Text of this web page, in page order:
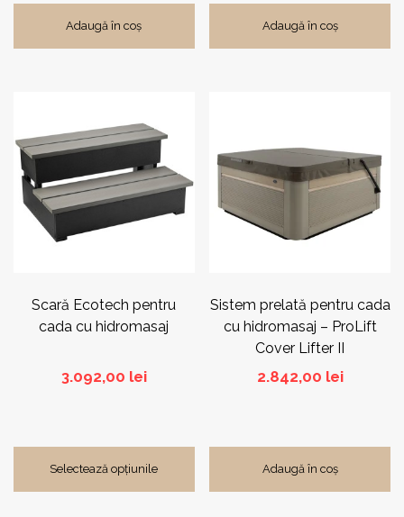
Adaugă în coș Adaugă în coș
Scară Ecotech pentru
cada cu hidromasaj
3.092,00 lei
Selectează opțiunile
are
mai
multe
variații.
Opțiunile
pagina
produsului.
Sistem prelată pentru cada
cu hidromasaj – ProLift
Cover Lifter II
2.842,00 lei
Adaugă în coș